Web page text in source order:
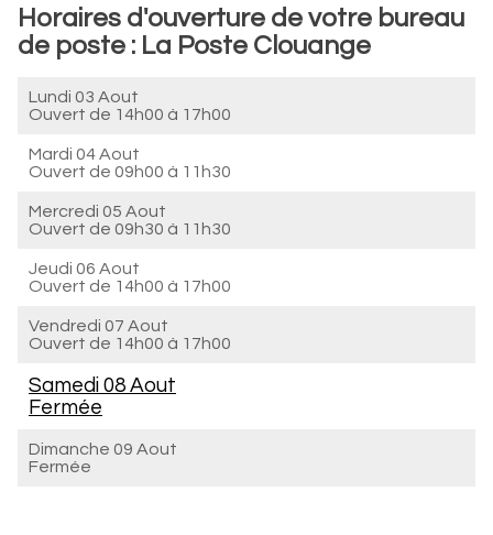
Horaires d'ouverture de votre bureau
de poste : La Poste Clouange
Lundi 03 Aout
Ouvert de 14h00 à 17h00
Mardi 04 Aout
Ouvert de 09h00 à 11h30
Mercredi 05 Aout
Ouvert de 09h30 à 11h30
Jeudi 06 Aout
Ouvert de 14h00 à 17h00
Vendredi 07 Aout
Ouvert de 14h00 à 17h00
Samedi 08 Aout
Fermée
Dimanche 09 Aout
Fermée